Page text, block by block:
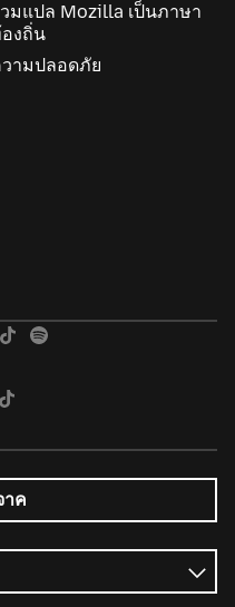
มแปล Mozilla เป็นภาษา
งถิ่น
ามปลอดภัย
าค